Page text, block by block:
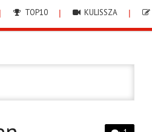
TOP10 KULISSZA